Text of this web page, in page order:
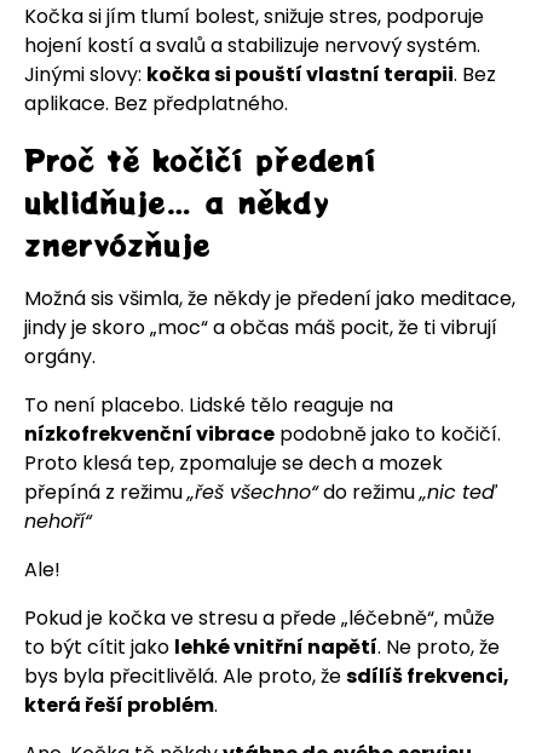
Kočka si jím tlumí bolest, snižuje stres, podporuje
hojení kostí a svalů a stabilizuje nervový systém.
Jinými slovy: kočka si pouští vlastní terapii. Bez
aplikace. Bez předplatného.
Proč tě kočičí předení
uklidňuje… a někdy
znervózňuje
Možná sis všimla, že někdy je předení jako meditace,
jindy je skoro „moc“ a občas máš pocit, že ti vibrují
orgány.
To není placebo. Lidské tělo reaguje na
nízkofrekvenční vibrace podobně jako to kočičí.
Proto klesá tep, zpomaluje se dech a mozek
přepíná z režimu„řeš všechno“do režimu„nic teď
nehoří“
Ale!
Pokud je kočka ve stresu a přede „léčebně“, může
to být cítit jako lehké vnitřní napětí. Ne proto, že
bys byla přecitlivělá. Ale proto, žesdílíš frekvenci,
která řeší problém.